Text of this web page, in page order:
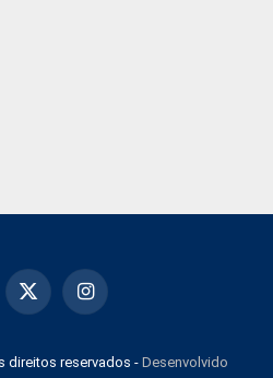
X
Instagram
direitos reservados - Desenvolvido